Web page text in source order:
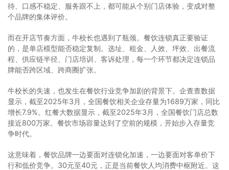
待、口感不稳定、服务跟不上，都可能从个别门店体验，变成对整
个品牌的集体评价。
而在开店节奏方面，牛校长也遇到了瓶颈。餐饮连锁真正要验证
的，是单店模型能否稳定复制。选址、租金、人效、坪效、出餐流
程、供应链半径、门店培训、客诉处理，每一个环节都决定连锁品
牌能否跨区域、跨商圈扩张。
牛校长的失速，也发生在餐饮行业竞争加剧的背景下。企查查数据
显示，截至2025年3月，全国餐饮相关企业存量为1689万家，同比
增长7.9%。红餐大数据显示，截至2025年3月，全国餐饮门店总数
接近800万家。餐饮市场容量达到了空前的规模，开始步入存量竞
争时代。
这意味着，餐饮品牌一边要面对连锁化加速，一边要面对客单价下
行和低价竞争。30元至40元，正是当前餐饮人均消费中枢附近。这